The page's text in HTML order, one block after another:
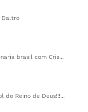
Daltro
brasil com Cris...
do Reino de Deus!!!...